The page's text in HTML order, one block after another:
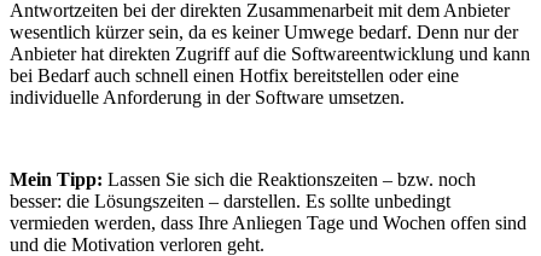
Antwortzeiten bei der direkten Zusammenarbeit mit dem Anbieter
wesentlich kürzer sein, da es keiner Umwege bedarf. Denn nur der
Anbieter hat direkten Zugriff auf die Softwareentwicklung und kann
bei Bedarf auch schnell einen Hotfix bereitstellen oder eine
individuelle Anforderung in der Software umsetzen.
Mein Tipp: Lassen Sie sich die Reaktionszeiten – bzw. noch
besser: die Lösungszeiten – darstellen. Es sollte unbedingt
vermieden werden, dass Ihre Anliegen Tage und Wochen offen sind
und die Motivation verloren geht.